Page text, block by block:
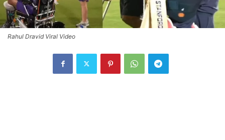
Rahul Dravid Viral Video